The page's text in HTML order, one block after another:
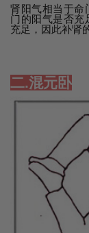
肾阳气相当于
门的阳气是否充
充足，因此补肾
二.混元卧